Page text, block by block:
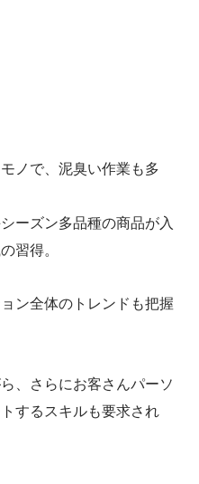
ノで、泥臭い作業も多
ーズン多品種の商品が入
習得。
ン全体のトレンドも把握
、さらにお客さんパーソ
するスキルも要求され